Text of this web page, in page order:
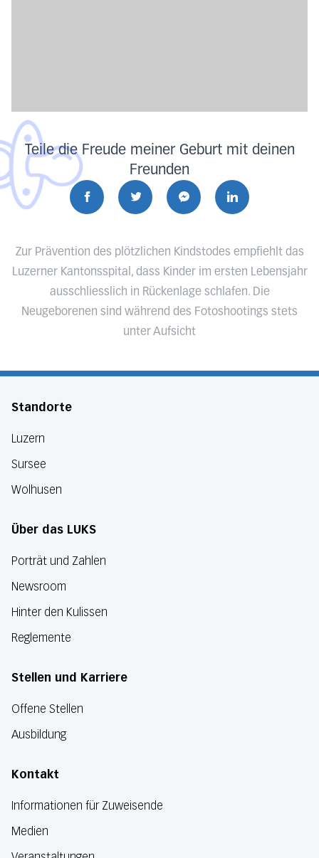
Teile die Freude meiner Geburt mit deinen
Freunden
Zur Prävention des plötzlichen Kindstodes empfiehlt das
Luzerner Kantonsspital, dass Kinder im ersten Lebensjahr
ausschliesslich in Rückenlage schlafen. Die
Neugeborenen sind während des Fotoshootings stets
unter Aufsicht
Standorte
Luzern
Sursee
Wolhusen
Über das LUKS
Porträt und Zahlen
Newsroom
Hinter den Kulissen
Reglemente
Stellen und Karriere
Offene Stellen
Ausbildung
Kontakt
Informationen für Zuweisende
Medien